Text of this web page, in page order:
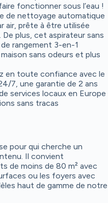
fonctionner sous l’eau !
de nettoyage automatique
air, prête à être utilisée
plus, cet aspirateur sans
rangement 3-en-1
sans odeurs et plus
en toute confiance avec le
7, une garantie de 2 ans
services locaux en Europe
sans tracas
pour qui cherche un
Il convient
de moins de 80 m² avec
ou les foyers avec
haut de gamme de notre